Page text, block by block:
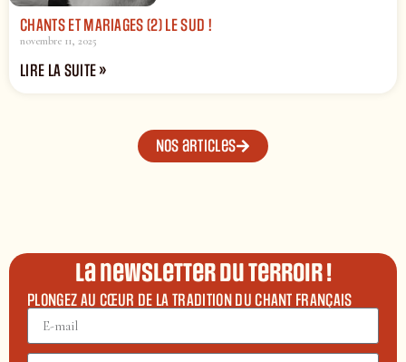
CHANTS ET MARIAGES (2) LE SUD !
novembre 11, 2025
LIRE LA SUITE »
Nos articles
La newsletter du terroir !
PLONGEZ AU CŒUR DE LA TRADITION DU CHANT FRANÇAIS